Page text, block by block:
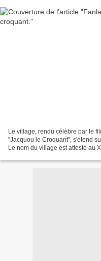
Le village, rendu célèbre par le
"Jacquou le Croquant", s'étend
Le nom du village est attesté au